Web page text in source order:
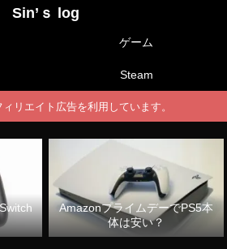
Sin’ｓ log
ゲーム
Steam
リエイト広告を利用しています。
AmazonプライムデーでPS5本
体は安い？